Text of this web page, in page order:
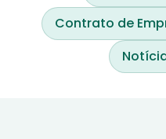
Contrato de